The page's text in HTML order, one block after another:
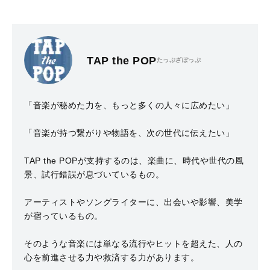
TAP the POPたっぷざぽっぷ
「音楽が秘めた力を、もっと多くの人々に広めたい」
「音楽が持つ繋がりや物語を、次の世代に伝えたい」
TAP the POPが支持するのは、楽曲に、時代や世代の風
景、試行錯誤が息づいているもの。
アーティストやソングライターに、出会いや影響、美学
が宿っているもの。
そのような音楽には単なる流行やヒットを超えた、人の
心を前進させる力や救済する力があります。